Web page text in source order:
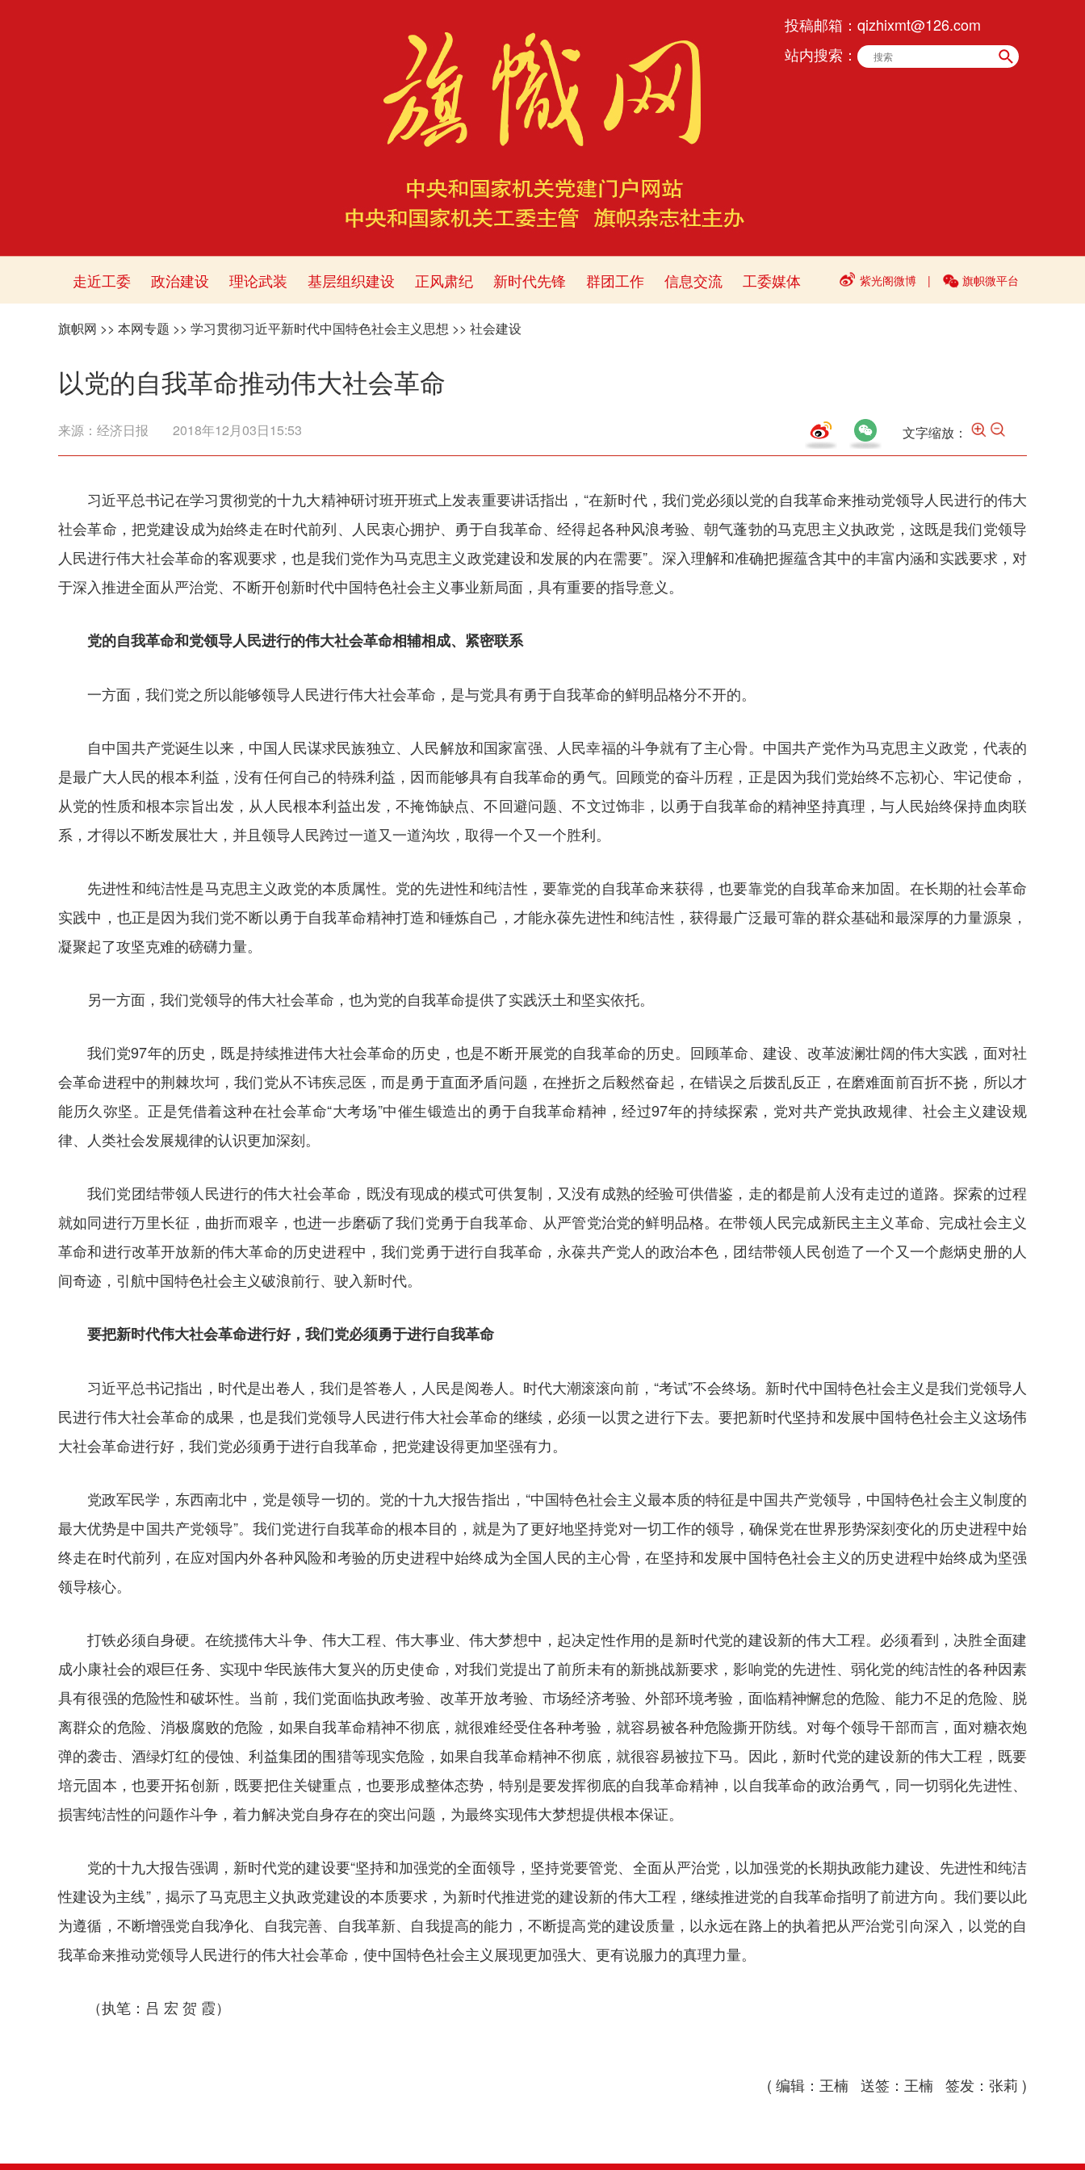
投稿邮箱： qizhixmt@126.com
站内搜索：
走近工委 政治建设 理论武装 基层组织建设 正风肃纪 新时代先锋 群团工作 信息交流 工委媒体 紫光阁微博 | 旗帜微平台
旗帜网 >> 本网专题 >> 学习贯彻习近平新时代中国特色社会主义思想 >> 社会建设
以党的自我革命推动伟大社会革命
来源： 经济日报 2018年12月03日15:53 文字缩放：
习近平总书记在学习贯彻党的十九大精神研讨班开班式上发表重要讲话指出，“在新时代，我们党必须以党的自我革命来推动党领导人民进行的伟大
社会革命，把党建设成为始终走在时代前列、人民衷心拥护、勇于自我革命、经得起各种风浪考验、朝气蓬勃的马克思主义执政党，这既是我们党领导
人民进行伟大社会革命的客观要求，也是我们党作为马克思主义政党建设和发展的内在需要”。深入理解和准确把握蕴含其中的丰富内涵和实践要求，对
于深入推进全面从严治党、不断开创新时代中国特色社会主义事业新局面，具有重要的指导意义。
党的自我革命和党领导人民进行的伟大社会革命相辅相成、紧密联系
一方面，我们党之所以能够领导人民进行伟大社会革命，是与党具有勇于自我革命的鲜明品格分不开的。
自中国共产党诞生以来，中国人民谋求民族独立、人民解放和国家富强、人民幸福的斗争就有了主心骨。中国共产党作为马克思主义政党，代表的
是最广大人民的根本利益，没有任何自己的特殊利益，因而能够具有自我革命的勇气。回顾党的奋斗历程，正是因为我们党始终不忘初心、牢记使命，
从党的性质和根本宗旨出发，从人民根本利益出发，不掩饰缺点、不回避问题、不文过饰非，以勇于自我革命的精神坚持真理，与人民始终保持血肉联
系，才得以不断发展壮大，并且领导人民跨过一道又一道沟坎，取得一个又一个胜利。
先进性和纯洁性是马克思主义政党的本质属性。党的先进性和纯洁性，要靠党的自我革命来获得，也要靠党的自我革命来加固。在长期的社会革命
实践中，也正是因为我们党不断以勇于自我革命精神打造和锤炼自己，才能永葆先进性和纯洁性，获得最广泛最可靠的群众基础和最深厚的力量源泉，
凝聚起了攻坚克难的磅礴力量。
另一方面，我们党领导的伟大社会革命，也为党的自我革命提供了实践沃土和坚实依托。
我们党97年的历史，既是持续推进伟大社会革命的历史，也是不断开展党的自我革命的历史。回顾革命、建设、改革波澜壮阔的伟大实践，面对社
会革命进程中的荆棘坎坷，我们党从不讳疾忌医，而是勇于直面矛盾问题，在挫折之后毅然奋起，在错误之后拨乱反正，在磨难面前百折不挠，所以才
能历久弥坚。正是凭借着这种在社会革命“大考场”中催生锻造出的勇于自我革命精神，经过97年的持续探索，党对共产党执政规律、社会主义建设规
律、人类社会发展规律的认识更加深刻。
我们党团结带领人民进行的伟大社会革命，既没有现成的模式可供复制，又没有成熟的经验可供借鉴，走的都是前人没有走过的道路。探索的过程
就如同进行万里长征，曲折而艰辛，也进一步磨砺了我们党勇于自我革命、从严管党治党的鲜明品格。在带领人民完成新民主主义革命、完成社会主义
革命和进行改革开放新的伟大革命的历史进程中，我们党勇于进行自我革命，永葆共产党人的政治本色，团结带领人民创造了一个又一个彪炳史册的人
间奇迹，引航中国特色社会主义破浪前行、驶入新时代。
要把新时代伟大社会革命进行好，我们党必须勇于进行自我革命
习近平总书记指出，时代是出卷人，我们是答卷人，人民是阅卷人。时代大潮滚滚向前，“考试”不会终场。新时代中国特色社会主义是我们党领导人
民进行伟大社会革命的成果，也是我们党领导人民进行伟大社会革命的继续，必须一以贯之进行下去。要把新时代坚持和发展中国特色社会主义这场伟
大社会革命进行好，我们党必须勇于进行自我革命，把党建设得更加坚强有力。
党政军民学，东西南北中，党是领导一切的。党的十九大报告指出，“中国特色社会主义最本质的特征是中国共产党领导，中国特色社会主义制度的
最大优势是中国共产党领导”。我们党进行自我革命的根本目的，就是为了更好地坚持党对一切工作的领导，确保党在世界形势深刻变化的历史进程中始
终走在时代前列，在应对国内外各种风险和考验的历史进程中始终成为全国人民的主心骨，在坚持和发展中国特色社会主义的历史进程中始终成为坚强
领导核心。
打铁必须自身硬。在统揽伟大斗争、伟大工程、伟大事业、伟大梦想中，起决定性作用的是新时代党的建设新的伟大工程。必须看到，决胜全面建
成小康社会的艰巨任务、实现中华民族伟大复兴的历史使命，对我们党提出了前所未有的新挑战新要求，影响党的先进性、弱化党的纯洁性的各种因素
具有很强的危险性和破坏性。当前，我们党面临执政考验、改革开放考验、市场经济考验、外部环境考验，面临精神懈怠的危险、能力不足的危险、脱
离群众的危险、消极腐败的危险，如果自我革命精神不彻底，就很难经受住各种考验，就容易被各种危险撕开防线。对每个领导干部而言，面对糖衣炮
弹的袭击、酒绿灯红的侵蚀、利益集团的围猎等现实危险，如果自我革命精神不彻底，就很容易被拉下马。因此，新时代党的建设新的伟大工程，既要
培元固本，也要开拓创新，既要把住关键重点，也要形成整体态势，特别是要发挥彻底的自我革命精神，以自我革命的政治勇气，同一切弱化先进性、
损害纯洁性的问题作斗争，着力解决党自身存在的突出问题，为最终实现伟大梦想提供根本保证。
党的十九大报告强调，新时代党的建设要“坚持和加强党的全面领导，坚持党要管党、全面从严治党，以加强党的长期执政能力建设、先进性和纯洁
性建设为主线”，揭示了马克思主义执政党建设的本质要求，为新时代推进党的建设新的伟大工程，继续推进党的自我革命指明了前进方向。我们要以此
为遵循，不断增强党自我净化、自我完善、自我革新、自我提高的能力，不断提高党的建设质量，以永远在路上的执着把从严治党引向深入，以党的自
我革命来推动党领导人民进行的伟大社会革命，使中国特色社会主义展现更加强大、更有说服力的真理力量。
（执笔：吕 宏 贺 霞）
( 编辑：王楠 送签：王楠 签发：张莉 )